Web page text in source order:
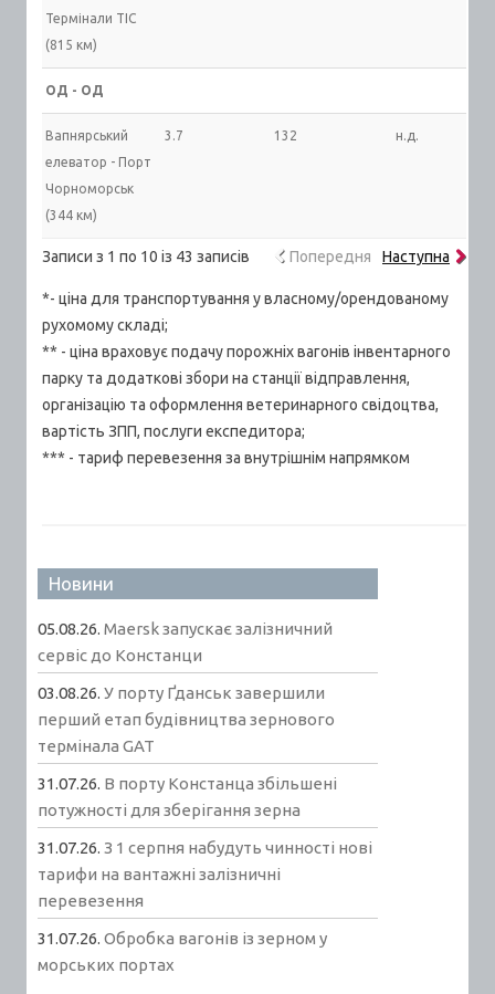
Термінали ТІС
(815 км)
ОД - ОД
Вапнярський
елеватор - Порт
Чорноморськ
(344 км)
3.7 132 н.д.
Записи з 1 по 10 із 43 записів Попередня Наступна
*- ціна для транспортування у власному/орендованому
рухомому складі;
** - ціна враховує подачу порожніх вагонів інвентарного
парку та додаткові збори на станції відправлення,
організацію та оформлення ветеринарного свідоцтва,
вартість ЗПП, послуги експедитора;
*** - тариф перевезення за внутрішнім напрямком
Новини
05.08.26. Maersk запускає залізничний
сервіс до Констанци
03.08.26. У порту Ґданськ завершили
перший етап будівництва зернового
термінала GAT
31.07.26. В порту Констанца збільшені
потужності для зберігання зерна
31.07.26. З 1 серпня набудуть чинності нові
тарифи на вантажні залізничні
перевезення
31.07.26. Обробка вагонів із зерном у
морських портах